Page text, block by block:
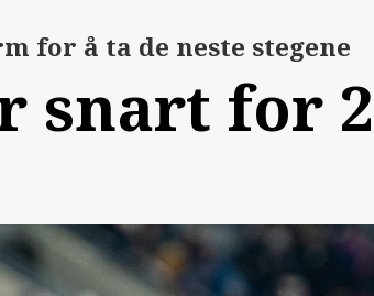
for å ta de neste stegene
snart for